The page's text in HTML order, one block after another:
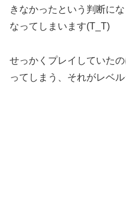
きなかったという判断に
なってしまいます(T_T)
せっかくプレイしていた
ってしまう、それがレベ